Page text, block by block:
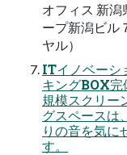
オフィス 新
ープ新潟ビル
ヤル）
ITイノベーシ
キングBOX
規模スクリー
グスペースは
りの音を気に
す。